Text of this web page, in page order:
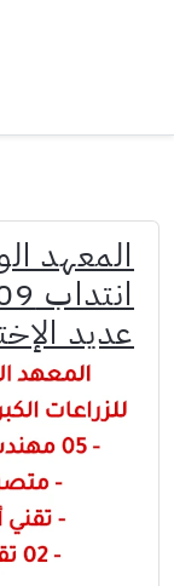
المعهد
عديد